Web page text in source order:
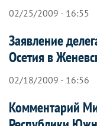
02/25/2009 - 16:55
Заявление
Осетия в
02/18/2009 - 16:56
Комментарий